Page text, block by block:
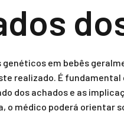
genéticos em bebês
realizado. É
dos achados e as
o médico poderá orientar